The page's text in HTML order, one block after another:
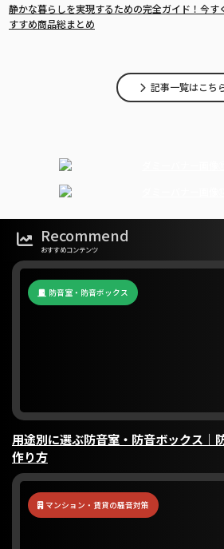
静かな暮らしを実現するための完全ガイド！今す
すすめ商品総まとめ
記事一覧はこち
Recommend
おすすめコンテンツ
防音室・防音ボックス
用途別に選ぶ防音室・防音ボックス｜
作り方
マンション・賃貸の騒音対策